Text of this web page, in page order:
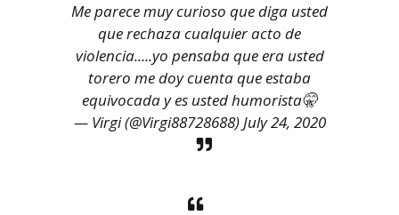
Me parece muy curioso que diga usted
que rechaza cualquier acto de
violencia.....yo pensaba que era usted
torero me doy cuenta que estaba
equivocada y es usted humorista🤫
— Virgi (@Virgi88728688)July 24, 2020